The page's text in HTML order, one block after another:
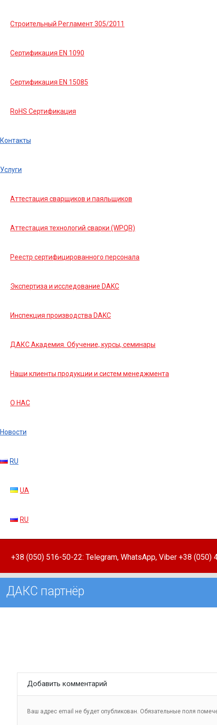
Строительный Регламент 305/2011
Сертификация EN 1090
Сертификация EN 15085
RoHS Сертификация
Контакты
Услуги
Аттестация сварщиков и паяльщиков
Аттестация технологий сварки (WPQR)
Реестр сертифицированного персонала
Экспертиза и исследование DAKC
Инспекция производства DAKC
ДАКС Академия. Обучение, курсы, семинары
Наши клиенты продукции и систем менеджмента
О НАС
Новости
RU
UA
RU
+38 (050) 516-50-22: Telegram, WhatsApp, Viber +38 (050)
ДАКС партнёр
Добавить комментарий
Ваш адрес email не будет опубликован. Обязательные поля